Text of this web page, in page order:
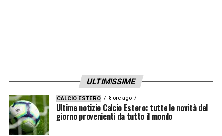
ULTIMISSIME
CALCIO ESTERO 8 ore ago
Ultime notizie Calcio Estero: tutte le novità del
giorno provenienti da tutto il mondo